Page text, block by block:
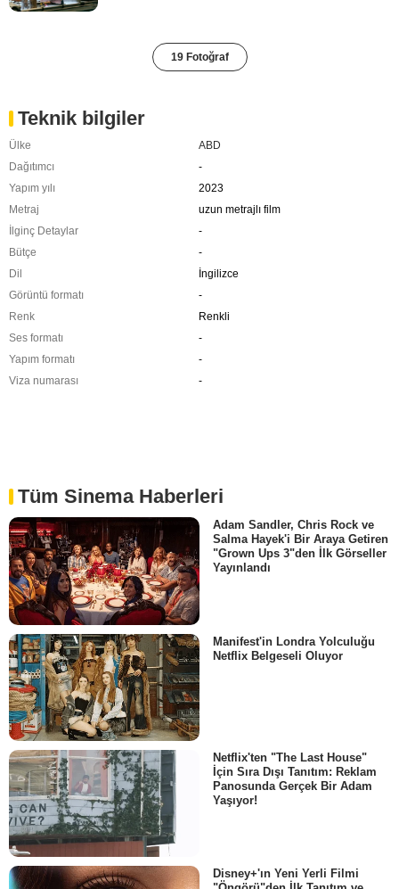
19 Fotoğraf
Teknik bilgiler
Ülke
ABD
Dağıtımcı
-
Yapım yılı
2023
Metraj
uzun metrajlı film
İlginç Detaylar
-
Bütçe
-
Dil
İngilizce
Görüntü formatı
-
Renk
Renkli
Ses formatı
-
Yapım formatı
-
Viza numarası
-
Tüm Sinema Haberleri
Adam Sandler, Chris Rock ve
Salma Hayek'i Bir Araya Getiren
"Grown Ups 3"den İlk Görseller
Yayınlandı
Manifest'in Londra Yolculuğu
Netflix Belgeseli Oluyor
Netflix'ten "The Last House"
İçin Sıra Dışı Tanıtım: Reklam
Panosunda Gerçek Bir Adam
Yaşıyor!
Disney+'ın Yeni Yerli Filmi